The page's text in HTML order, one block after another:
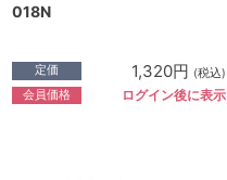
018N
定価 1,320円 (税込)
会員価格 ログイン後に表示